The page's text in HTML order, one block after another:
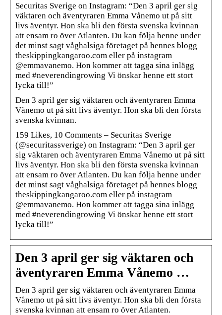
Securitas Sverige on Instagram: “Den 3 april ger sig
väktaren och äventyraren Emma Vånemo ut på sitt
livs äventyr. Hon ska bli den första svenska kvinnan
att ensam ro över Atlanten. Du kan följa henne under
det minst sagt våghalsiga företaget på hennes blogg
theskippingkangaroo.com eller på instagram
@emmavanemo. Hon kommer att tagga sina inlägg
med #neverendingrowing Vi önskar henne ett stort
lycka till!”
Den 3 april ger sig väktaren och äventyraren Emma
Vånemo ut på sitt livs äventyr. Hon ska bli den första
svenska kvinnan.
159 Likes, 10 Comments – Securitas Sverige
(@securitassverige) on Instagram: “Den 3 april ger
sig väktaren och äventyraren Emma Vånemo ut på sitt
livs äventyr. Hon ska bli den första svenska kvinnan
att ensam ro över Atlanten. Du kan följa henne under
det minst sagt våghalsiga företaget på hennes blogg
theskippingkangaroo.com eller på instagram
@emmavanemo. Hon kommer att tagga sina inlägg
med #neverendingrowing Vi önskar henne ett stort
lycka till!”
Den 3 april ger sig väktaren och
äventyraren Emma Vånemo …
Den 3 april ger sig väktaren och äventyraren Emma
Vånemo ut på sitt livs äventyr. Hon ska bli den första
svenska kvinnan att ensam ro över Atlanten.